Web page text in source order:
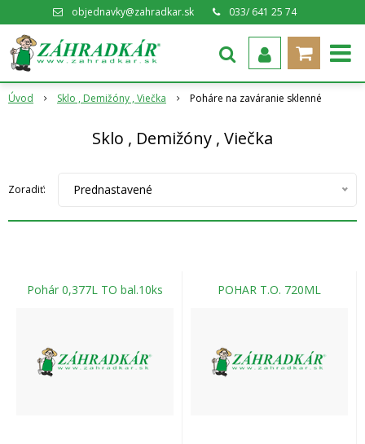
objednavky@zahradkar.sk 033/ 641 25 74
Úvod Sklo , Demižóny , Viečka Poháre na zaváranie sklenné
Sklo , Demižóny , Viečka
Zoradiť: Prednastavené
Pohár 0,377L TO bal.10ks POHAR T.O. 720ML